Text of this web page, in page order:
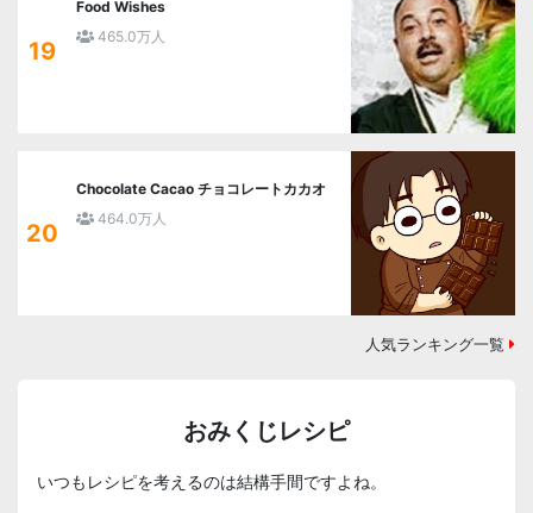
19
Food Wishes
465.0万人
20
Chocolate Cacao チョコレートカカオ
464.0万人
人気ランキング一覧
おみくじレシピ
いつもレシピを考えるのは結構手間ですよね。